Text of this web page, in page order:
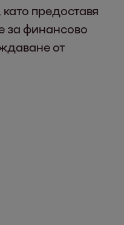
предоставя
за финансово
от